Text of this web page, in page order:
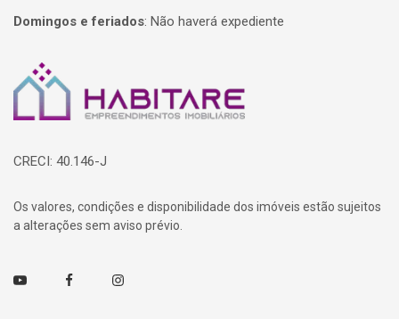
Domingos e feriados: Não haverá expediente
Página inicial
CRECI: 40.146-J
Os valores, condições e disponibilidade dos imóveis estão sujeitos
a alterações sem aviso prévio.
Youtube FacebookInstagram